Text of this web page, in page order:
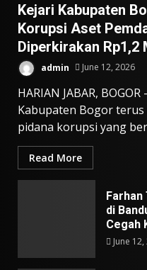
Kejari Kabupaten
Korupsi Aset
Diperkirakan Rp1,2
admin June 12, 2026
HARIAN JABAR,
Kabupaten Bogor
pidana korupsi yang
Read More
di
Cegah
June